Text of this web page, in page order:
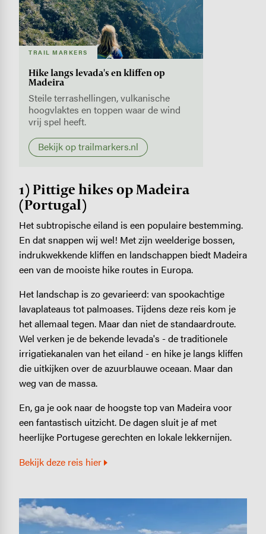
TRAIL MARKERS
Image
Hike langs levada's en kliffen op
Madeira
Steile terrashellingen, vulkanische
hoogvlaktes en toppen waar de wind
vrij spel heeft.
Bekijk op trailmarkers.nl
1) Pittige hikes op Madeira
(Portugal)
Het subtropische eiland is een populaire bestemming.
En dat snappen wij wel! Met zijn weelderige bossen,
indrukwekkende kliffen en landschappen biedt Madeira
een van de mooiste hike routes in Europa.
Het landschap is zo gevarieerd: van spookachtige
lavaplateaus tot palmoases. Tijdens deze reis kom je
het allemaal tegen. Maar dan niet de standaardroute.
Wel verken je de bekende levada's - de traditionele
irrigatiekanalen van het eiland - en hike je langs kliffen
die uitkijken over de azuurblauwe oceaan. Maar dan
weg van de massa.
En, ga je ook naar de hoogste top van Madeira voor
een fantastisch uitzicht. De dagen sluit je af met
heerlijke Portugese gerechten en lokale lekkernijen.
Bekijk deze reis hier
Image